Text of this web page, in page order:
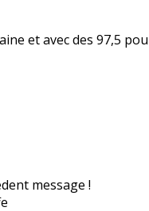
et avec des 97,5
message !